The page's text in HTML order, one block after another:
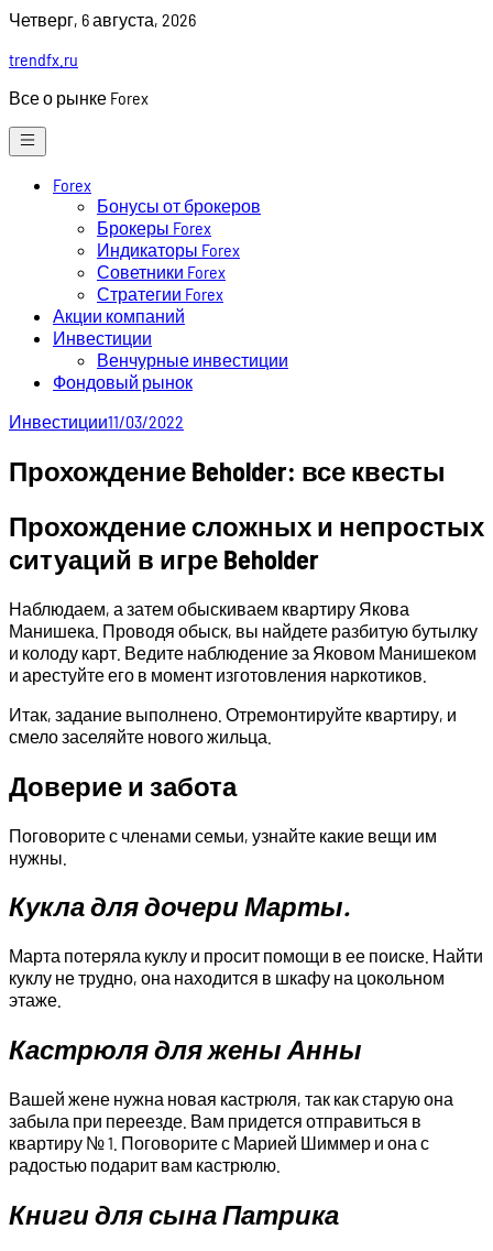
Skip
content
Четверг, 6 августа, 2026
trendfx.ru
Все о рынке Forex
Forex
Бонусы от брокеров
Брокеры Forex
Индикаторы Forex
Советники Forex
Стратегии Forex
Акции компаний
Инвестиции
Венчурные инвестиции
Фондовый рынок
Инвестиции11/03/2022
Прохождение Beholder: все квесты
Прохождение сложных и непростых
ситуаций в игре Beholder
Наблюдаем, а затем обыскиваем квартиру Якова
Манишека. Проводя обыск, вы найдете разбитую бутылку
и колоду карт. Ведите наблюдение за Яковом Манишеком
и арестуйте его в момент изготовления наркотиков.
Итак, задание выполнено. Отремонтируйте квартиру, и
смело заселяйте нового жильца.
Доверие и забота
Поговорите с членами семьи, узнайте какие вещи им
нужны.
Кукла для дочери Марты.
Марта потеряла куклу и просит помощи в ее поиске. Найти
куклу не трудно, она находится в шкафу на цокольном
этаже.
Кастрюля для жены Анны
Вашей жене нужна новая кастрюля, так как старую она
забыла при переезде. Вам придется отправиться в
квартиру № 1. Поговорите с Марией Шиммер и она с
радостью подарит вам кастрюлю.
Книги для сына Патрика